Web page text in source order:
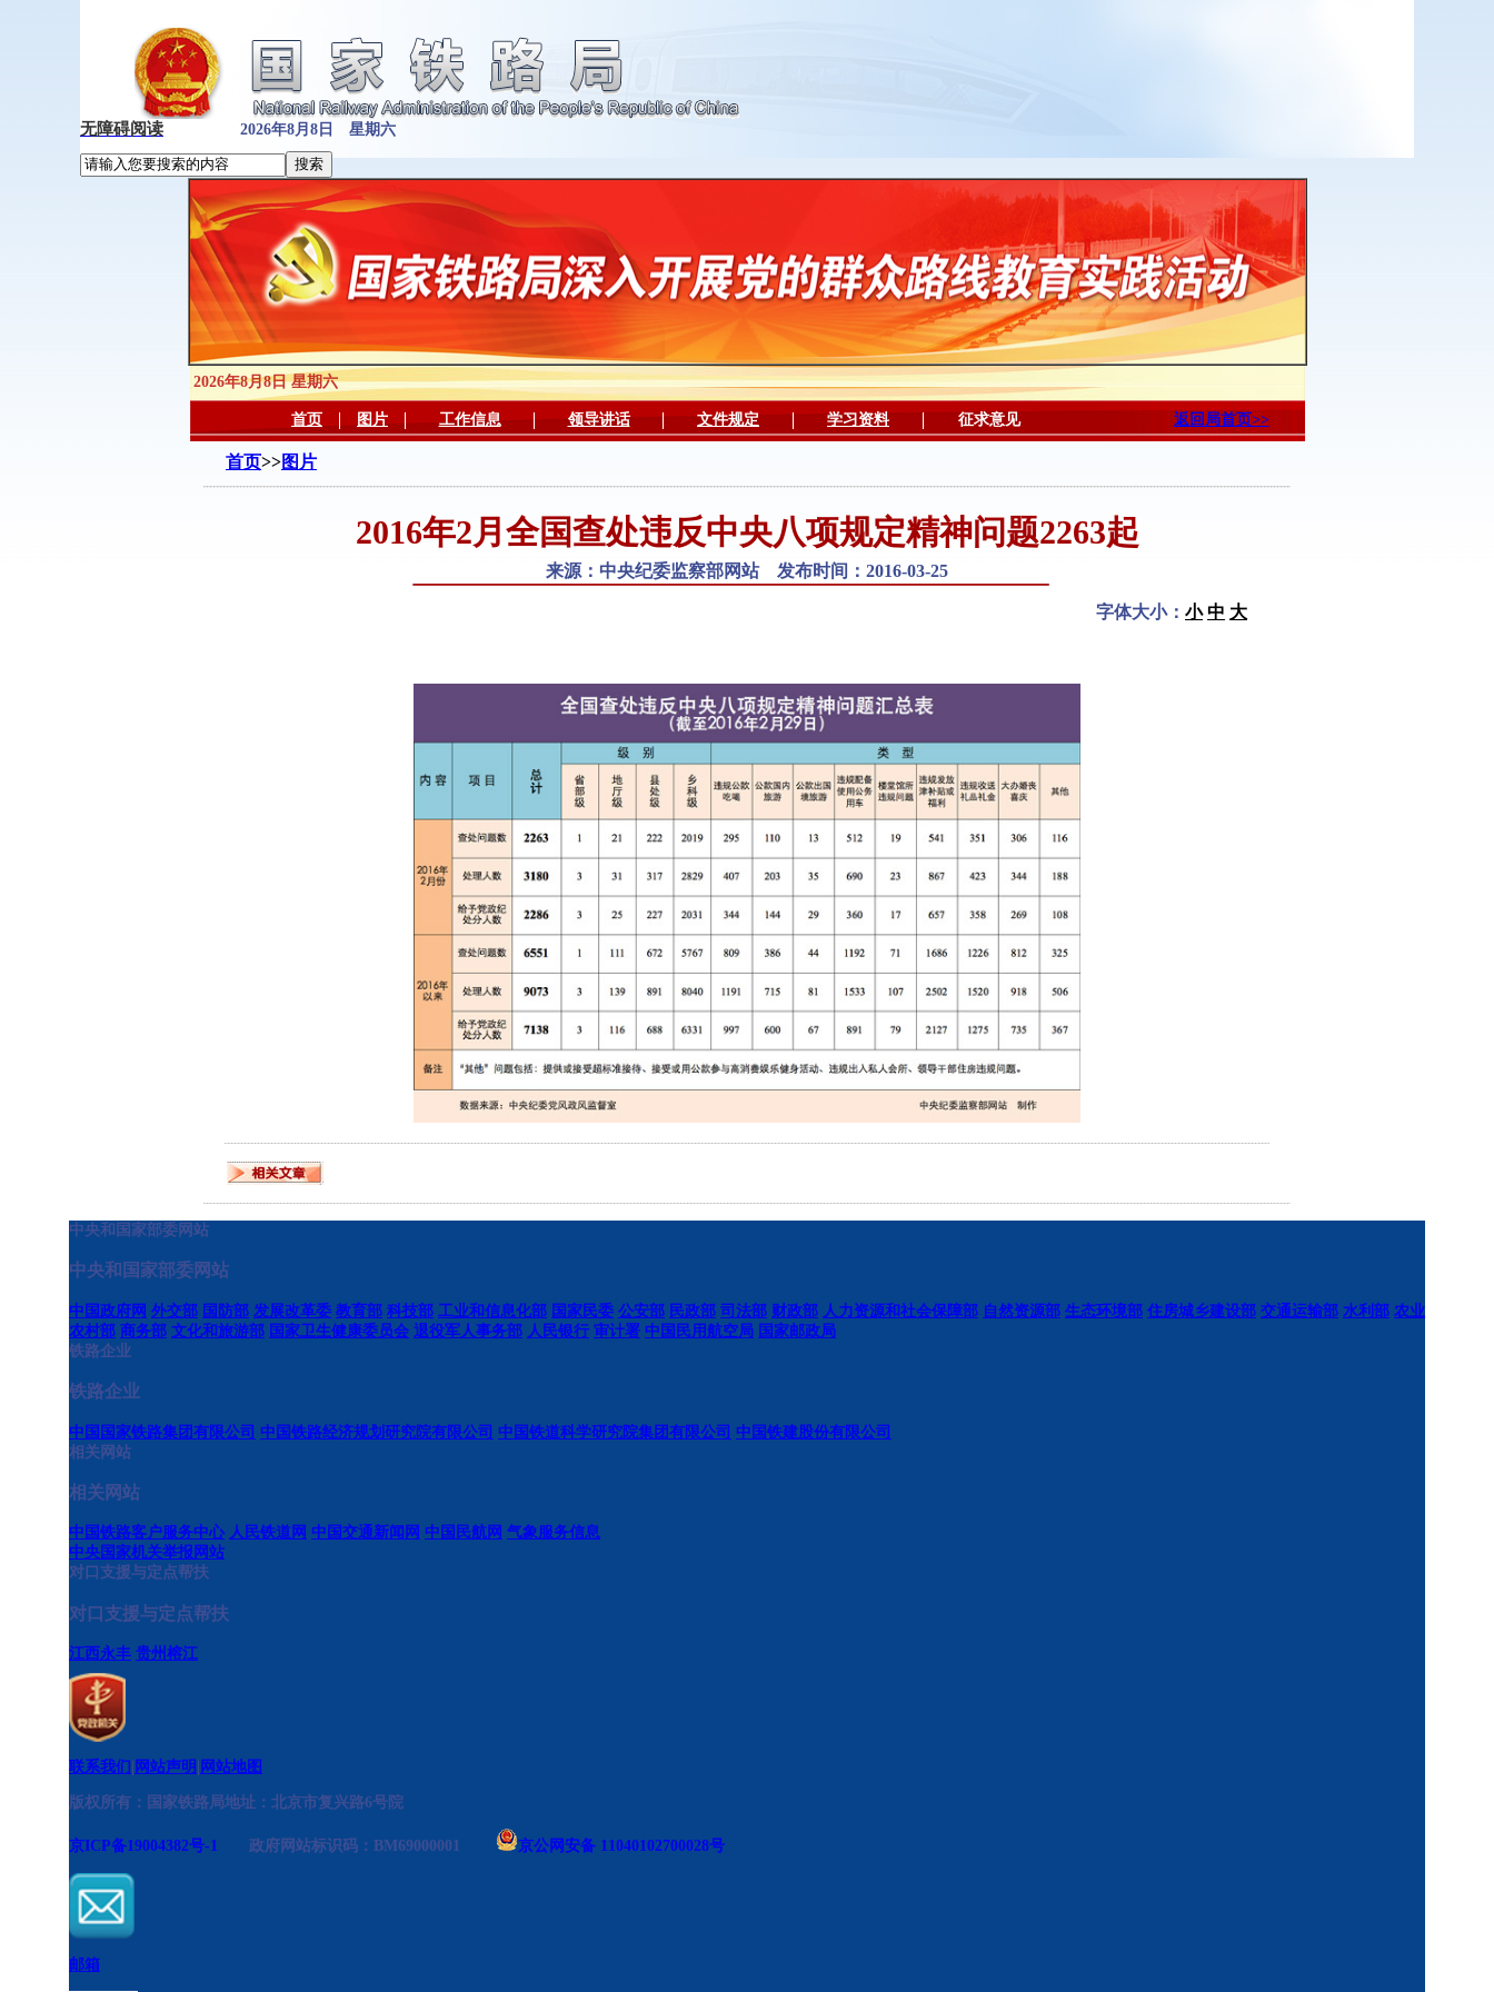
无障碍阅读 2026年8月8日 星期六
2026年8月8日 星期六
首页 图片 工作信息 领导讲话 文件规定 学习资料 征求意见 返回局首页>>
首页>>图片
2016年2月全国查处违反中央八项规定精神问题2263起
来源：中央纪委监察部网站 发布时间：2016-03-25
字体大小： 小 中 大
中央和国家部委网站
中央和国家部委网站
中国政府网 外交部 国防部 发展改革委 教育部 科技部 工业和信息化部 国家民委 公安部 民政部 司法部 财政部 人力资源和社会保障部 自然资源部 生态环境部 住房城乡建设部 交通运输部 水利部 农业
农村部 商务部 文化和旅游部 国家卫生健康委员会 退役军人事务部 人民银行 审计署 中国民用航空局 国家邮政局
铁路企业
铁路企业
中国国家铁路集团有限公司 中国铁路经济规划研究院有限公司 中国铁道科学研究院集团有限公司 中国铁建股份有限公司
相关网站
相关网站
中国铁路客户服务中心 人民铁道网 中国交通新闻网 中国民航网 气象服务信息
中央国家机关举报网站
对口支援与定点帮扶
对口支援与定点帮扶
江西永丰 贵州榕江
联系我们 网站声明 网站地图
版权所有：国家铁路局地址：北京市复兴路6号院
京ICP备19004382号-1 政府网站标识码：BM69000001 京公网安备 11040102700028号
邮箱